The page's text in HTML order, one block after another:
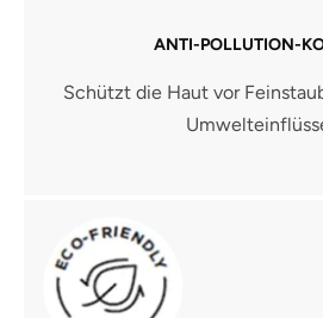
ANTI-POLLUTION-
Schützt die Haut vor